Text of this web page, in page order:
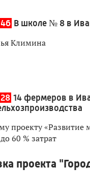
В школе № 8 в
Климина
14 фермеров в
проекту «Развитие
60 % затрат
проекта